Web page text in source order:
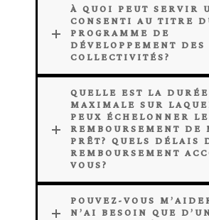
À QUOI PEUT SERVIR
CONSENTI AU TITRE
PROGRAMME DE
DÉVELOPPEMENT DES
COLLECTIVITÉS?
QUELLE EST LA DURÉE
MAXIMALE SUR
PEUX ÉCHELONNER LE
REMBOURSEMENT DE
PRÊT? QUELS DÉLAIS
REMBOURSEMENT
VOUS?
POUVEZ-VOUS
N’AI BESOIN QUE